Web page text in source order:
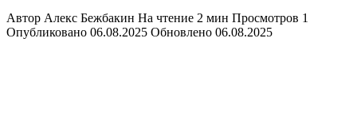
Автор Алекс Бежбакин На чтение 2 мин Просмотров 1
Опубликовано 06.08.2025 Обновлено 06.08.2025